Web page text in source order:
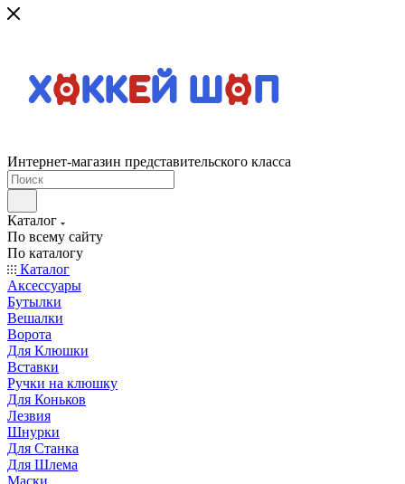
Интернет-магазин представительского класса
Каталог
По всему сайту
По каталогу
Каталог
Аксессуары
Бутылки
Вешалки
Ворота
Для Клюшки
Вставки
Ручки на клюшку
Для Коньков
Лезвия
Шнурки
Для Станка
Для Шлема
Маски